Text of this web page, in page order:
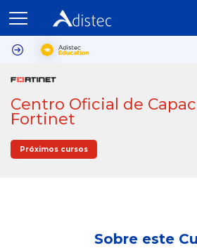
Centro Oficial de
Fortinet
Próximos cursos
Sobre este